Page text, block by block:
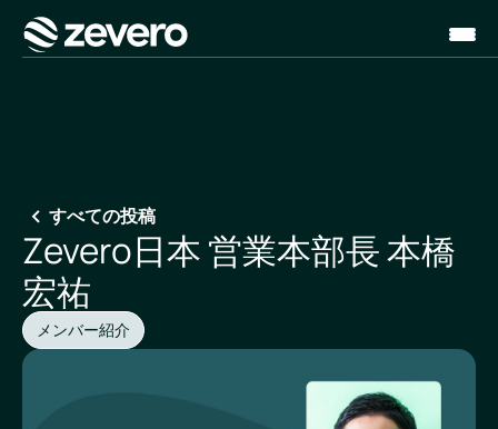
ホーム
すべての投稿
Zevero日本 営業本部長 本橋
宏祐
メンバー紹介